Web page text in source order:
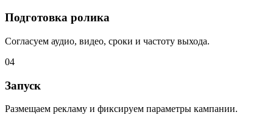
Подготовка ролика
Согласуем аудио, видео, сроки и частоту выхода.
04
Запуск
Размещаем рекламу и фиксируем параметры кампании.